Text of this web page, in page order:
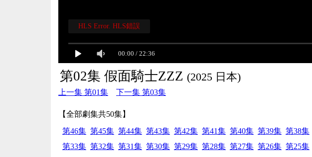
00:00 / 22:36
HLS Error. HLS錯誤
第02集 假面騎士ZZZ (2025 日本)
上一集 第01集 下一集 第03集
【全部劇集共50集】
第46集 第45集 第44集 第43集 第42集 第41集 第40集 第39集 第38集
第33集 第32集 第31集 第30集 第29集 第28集 第27集 第26集 第25集